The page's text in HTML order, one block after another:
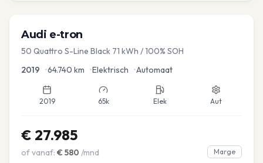
Audi e-tron
50 Quattro S-Line Black 71 kWh / 100% SOH
2019 •64.740 km •Elektrisch •Automaat
2019 65k Elek Aut
€ 27.985
of vanaf: € 580 /mnd Marge